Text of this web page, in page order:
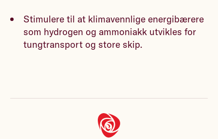
Stimulere til at klimavennlige energibærere
som hydrogen og ammoniakk utvikles for
tungtransport og store skip.